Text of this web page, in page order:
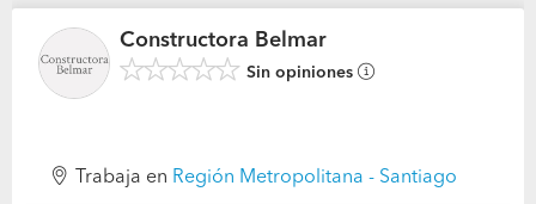
Constructora Belmar
Sin opiniones
Trabaja en Región Metropolitana - Santiago